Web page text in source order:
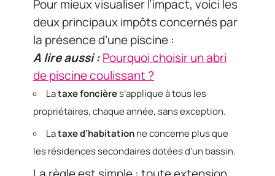
Pour mieux visualiser l’impact, voici les
deux principaux impôts concernés par
la présence d’une piscine :
A lire aussi :Pourquoi choisir un abri
de piscine coulissant ?
Lataxe foncières’applique à tous les
propriétaires, chaque année, sans exception.
Lataxe d’habitationne concerne plus que
les résidences secondaires dotées d’un bassin.